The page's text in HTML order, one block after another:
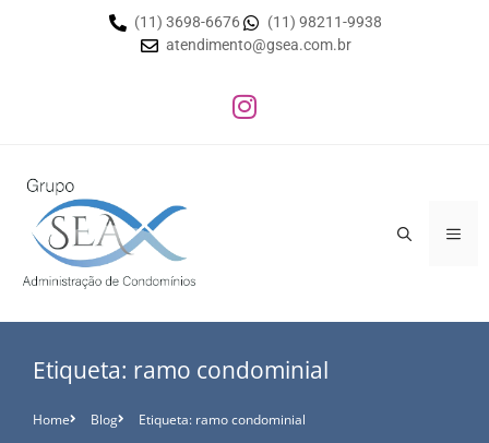
(11) 3698-6676
(11) 98211-9938
atendimento@gsea.com.br
Etiqueta: ramo condominial
Home Blog Etiqueta: ramo condominial